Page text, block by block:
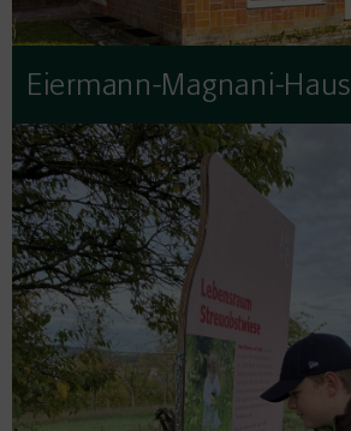
Eiermann-Magnani-Haus